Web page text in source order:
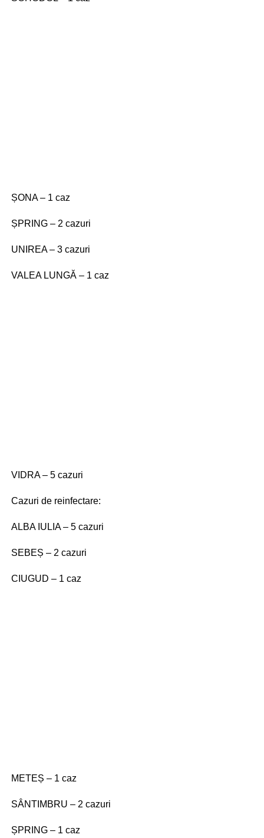
ȘONA – 1 caz
ȘPRING – 2 cazuri
UNIREA – 3 cazuri
VALEA LUNGĂ – 1 caz
VIDRA – 5 cazuri
Cazuri de reinfectare:
ALBA IULIA – 5 cazuri
SEBEȘ – 2 cazuri
CIUGUD – 1 caz
METEȘ – 1 caz
SÂNTIMBRU – 2 cazuri
ȘPRING – 1 caz